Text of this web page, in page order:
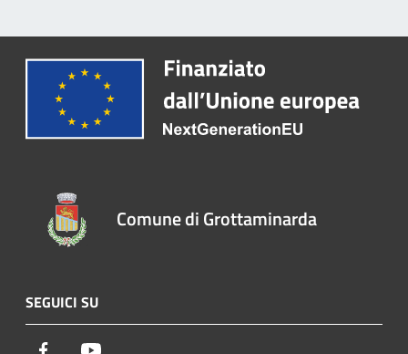
Comune di Grottaminarda
SEGUICI SU
Facebook